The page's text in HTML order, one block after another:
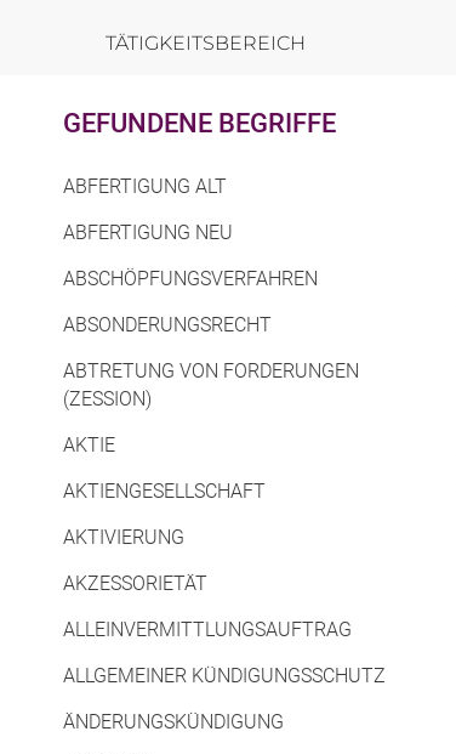
TÄTIGKEITSBEREICH
GEFUNDENE BEGRIFFE
ABFERTIGUNG ALT
ABFERTIGUNG NEU
ABSCHÖPFUNGSVERFAHREN
ABSONDERUNGSRECHT
ABTRETUNG VON FORDERUNGEN
(ZESSION)
AKTIE
AKTIENGESELLSCHAFT
AKTIVIERUNG
AKZESSORIETÄT
ALLEINVERMITTLUNGSAUFTRAG
ALLGEMEINER KÜNDIGUNGSSCHUTZ
ÄNDERUNGSKÜNDIGUNG